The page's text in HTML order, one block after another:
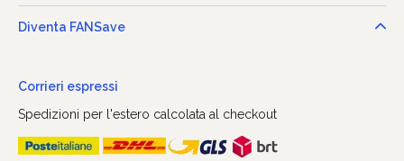
Diventa FANSave
Corrieri espressi
Spedizioni per l'estero calcolata al checkout